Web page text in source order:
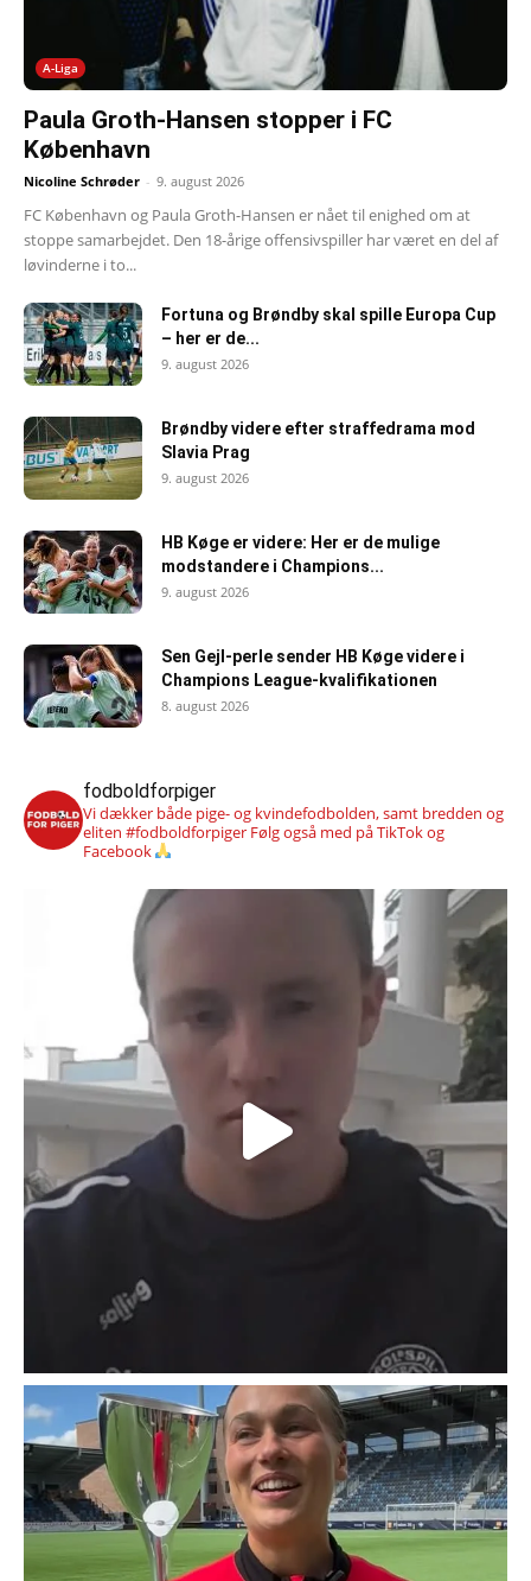
A-Liga
Paula Groth-Hansen stopper i FC
København
Nicoline Schrøder - 9. august 2026
FC København og Paula Groth-Hansen er nået til enighed om at
stoppe samarbejdet. Den 18-årige offensivspiller har været en del af
løvinderne i to...
Fortuna og Brøndby skal spille Europa Cup
– her er de...
9. august 2026
Brøndby videre efter straffedrama mod
Slavia Prag
9. august 2026
HB Køge er videre: Her er de mulige
modstandere i Champions...
9. august 2026
Sen Gejl-perle sender HB Køge videre i
Champions League-kvalifikationen
8. august 2026
fodboldforpiger
Vi dækker både pige- og kvindefodbolden, samt bredden og
eliten #fodboldforpiger Følg også med på TikTok og
Facebook